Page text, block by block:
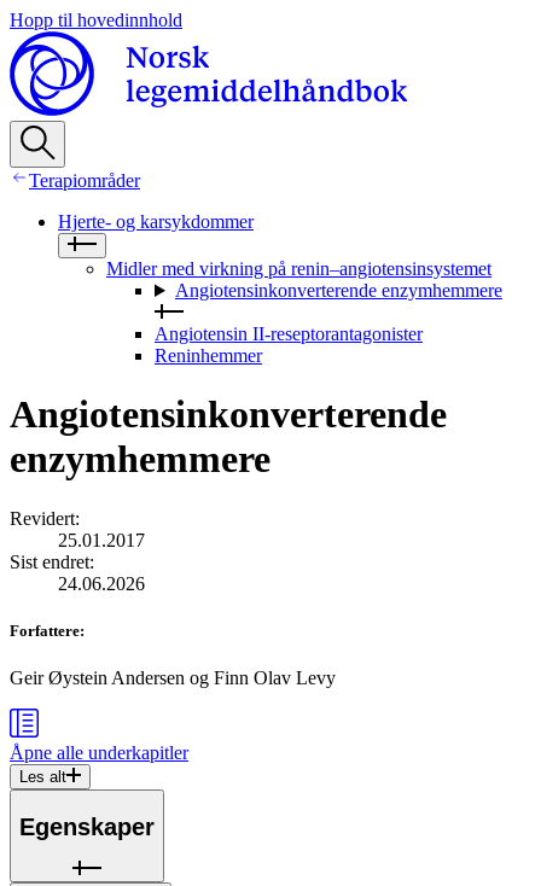
Hopp til hovedinnhold
Terapiområder
Hjerte- og karsykdommer
Midler med virkning på renin–angiotensinsystemet
Angiotensinkonverterende enzymhemmere
Angiotensin II-reseptorantagonister
Reninhemmer
Angiotensinkonverterende
enzymhemmere
Revidert:
25.01.2017
Sist endret:
24.06.2026
Forfattere:
Geir Øystein Andersen og Finn Olav Levy
Åpne alle underkapitler
Les alt
Egenskaper